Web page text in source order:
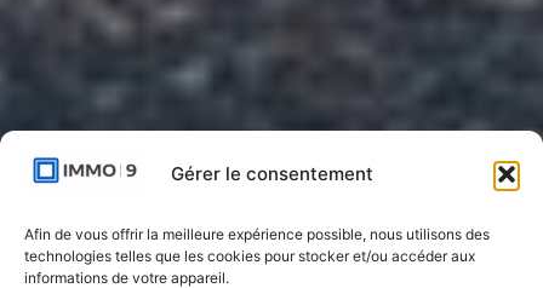
Gérer le consentement
Afin de vous offrir la meilleure expérience possible, nous utilisons des
technologies telles que les cookies pour stocker et/ou accéder aux
informations de votre appareil.